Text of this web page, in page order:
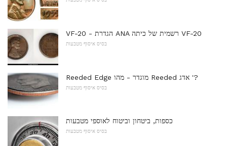
VF-20 - הגדרת ANA רשמית של כיתה VF-20
בסיס איסוף מטבעות
Reeded Edge מוגדר - מהו Reeded אדג '?
בסיס איסוף מטבעות
כספות, ביטחון וביטוח לאוספי מטבעות
בסיס איסוף מטבעות